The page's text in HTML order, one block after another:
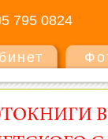
795 0824